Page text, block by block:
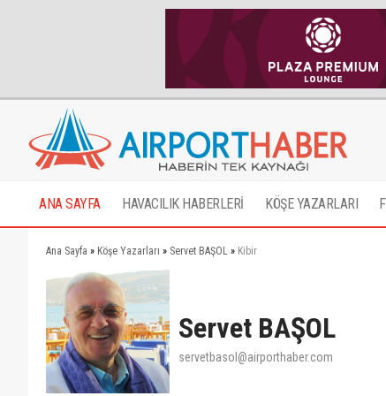
ANA SAYFA HAVACILIK HABERLERİ KÖŞE YAZARLARI
Ana Sayfa » Köşe Yazarları » Servet BAŞOL » Kibir
Servet BAŞOL
servetbasol@airporthaber.com